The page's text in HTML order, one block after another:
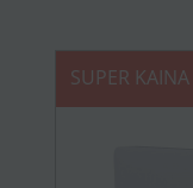
SUPER KAINA